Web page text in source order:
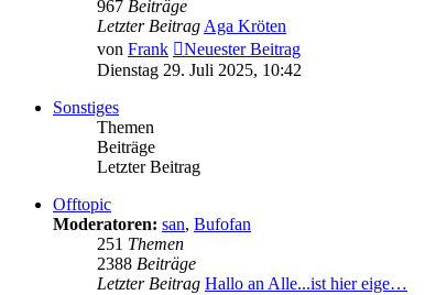
967 Beiträge
Letzter BeitragAga Kröten
von Frank
Neuester Beitrag
Dienstag 29. Juli 2025, 10:42
Sonstiges
Themen
Beiträge
Letzter Beitrag
Offtopic
Moderatoren: san, Bufofan
251 Themen
2388 Beiträge
Letzter Beitrag Hallo an Alle...ist hier eige…